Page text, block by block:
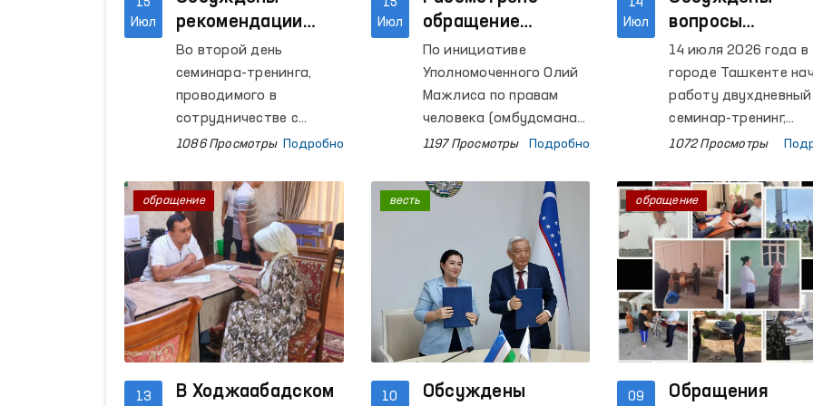
15
Июл
рекомендации
GANHRI и
определены
дальнейшие шаги
Во второй день
семинара-тренинга,
проводимого в
сотрудничестве с
Управлением
ООН по правам
человека, были
представлены
презентации,
посвященные
бюджетному процессу,
стратегическому плану
развития,
структуре,
1086 Просмотры Подробно
15
Июл
обращение
гражданки
Узбекистана,
содержащейся в
следственном
изоляторе в
По инициативе
Уполномоченного Олий
Мажлиса по правам
человека (омбудсмана)
в ходе зарубежных
проводятся встречи с
гражданами
содержащимися в
пенитенциарных
учреждениях
иностранных
государств.
1197 Просмотры Подробно
14
Июл
вопросы
деятельности
института
Омбудсмана в
соответствии с
Глобального
альянса
национальных
правозащитных
учреждений
(GANHRI)
14 июля 2026 года в
городе Ташкенте
работу двухдневный
семинар-тренинг,
посвященный
совершенствованию
деятельности
Уполномоченного
Мажлиса по правам
человека
на основе
международных
стандартов.
организовано в
1072 Просмотры
13
В Ходжаабадском
обращение
10
Обсуждены
весть
09
Обращения
обращение